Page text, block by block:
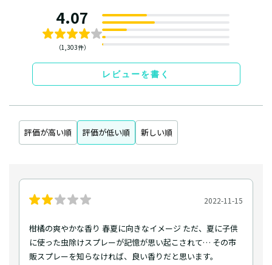
4.07
（1,303件）
レビューを書く
評価が高い順 評価が低い順 新しい順
2022-11-15
柑橘の爽やかな香り 春夏に向きなイメージ ただ、夏に子供
に使った虫除けスプレーが記憶が思い起こされて… その市
販スプレーを知らなければ、良い香りだと思います。